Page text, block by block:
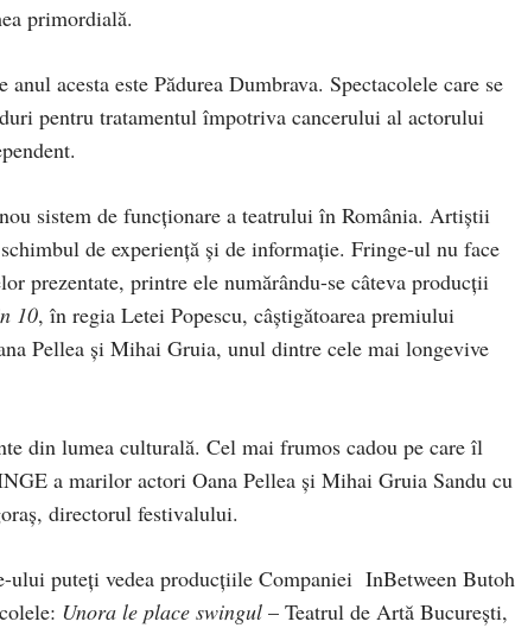
primordială.
acesta este Pădurea Dumbrava. Spectacolele care se
pentru tratamentul împotriva cancerului al actorului
sistem de funcţionare a teatrului în România. Artiştii
de experienţă şi de informaţie. Fringe-ul nu face
prezentate, printre ele numărându-se câteva producţii
10, în regia Letei Popescu, câştigătoarea premiului
Pellea şi Mihai Gruia, unul dintre cele mai longevive
din lumea culturală. Cel mai frumos cadou pe care îl
a marilor actori Oana Pellea şi Mihai Gruia Sandu cu
directorul festivalului.
ului puteţi vedea producţiile Companiei InBetween Butoh
Unora le place swingul – Teatrul de Artă Bucureşti,